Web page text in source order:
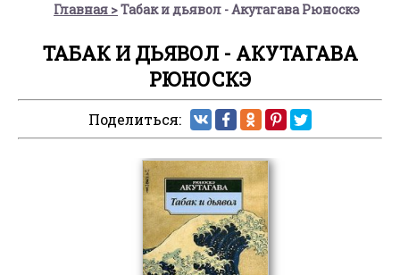
Главная Табак и дьявол - Акутагава Рюноскэ
ТАБАК И ДЬЯВОЛ - АКУТАГАВА
РЮНОСКЭ
Поделиться: